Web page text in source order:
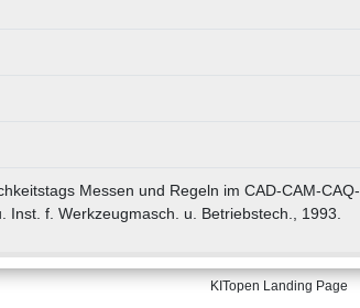
Messen und Regeln im CAD-CAM-CAQ-
Inst. f. Werkzeugmasch. u. Betriebstech., 1993.
KITopen Landing Page